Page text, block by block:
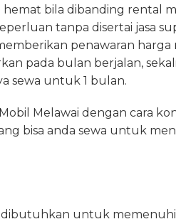
bila dibanding rental
tanpa disertai jasa
penawaran
pada bulan berjalan,
sewa untuk 1 bulan.
Melawai dengan cara
bisa anda sewa untuk
untuk memenuhi